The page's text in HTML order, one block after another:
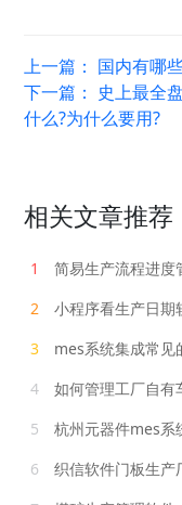
上一篇： 国内有哪
下一篇： 史上最全
什么?为什么要用?
相关文章推荐
1
简易生产流程进度
2
小程序看生产日期
3
mes系统集成常见
4
如何管理工厂自有
5
杭州元器件mes系
6
织信软件门板生产